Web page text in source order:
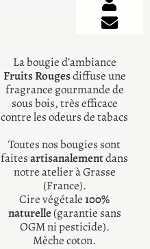
La bougie d’ambiance
Fruits Rougesdiffuse une
fragrance gourmande de
sous bois, très efficace
contre les odeurs de tabacs
Toutes nos bougies sont
faitesartisanalementdans
notre atelier à Grasse
(France).
Cire végétale100%
naturelle(garantie sans
OGM ni pesticide).
Mèche coton.